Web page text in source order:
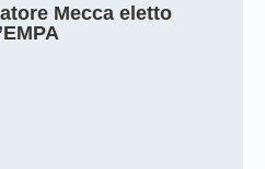
Mecca eletto